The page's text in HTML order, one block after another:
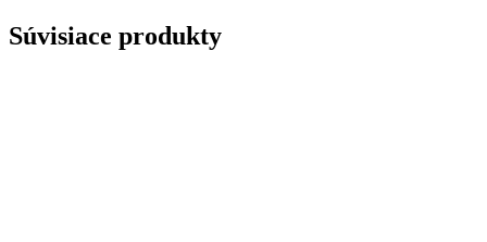
Súvisiace produkty